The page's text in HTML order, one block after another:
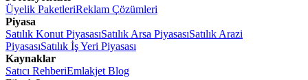
Üyelik PaketleriReklam Çözümleri
Piyasa
Satılık Konut PiyasasıSatılık Arsa PiyasasıSatılık Arazi
PiyasasıSatılık İş Yeri Piyasası
Kaynaklar
Satıcı RehberiEmlakjet Blog